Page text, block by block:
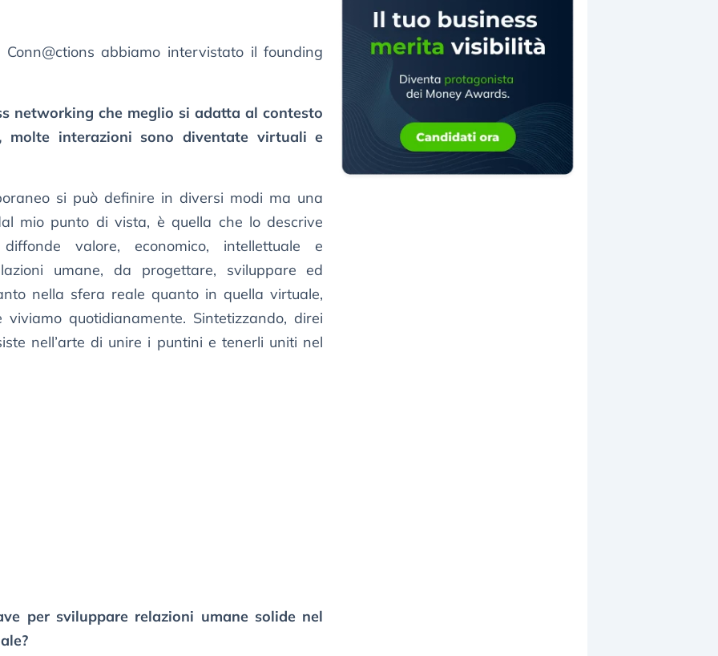
abbiamo intervistato il founding
networking che meglio si adatta al contesto
interazioni sono diventate virtuali e
si può definire in diversi modi ma una
mio punto di vista, è quella che lo descrive
valore, economico, intellettuale e
umane, da progettare, sviluppare ed
nella sfera reale quanto in quella virtuale,
quotidianamente. Sintetizzando, direi
nell’arte di unire i puntini e tenerli uniti nel
per sviluppare relazioni umane solide nel